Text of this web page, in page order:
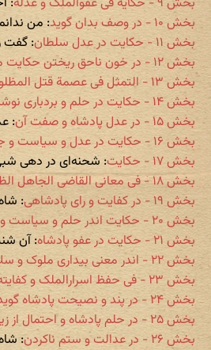
بخش ۱۰ - در وصف بدان گوید
: من
بخش ۱۱ - حکایت در عدل سلطان
: گفت
بخش ۱۲ - در خون ناحق ریختن حکایت مأمون
بخش ۱۳ - التمثل فی عصمة قتل المظلوم
بخش ۱۴ - حکایت در حلم و بردباری نوشیروان
بخش ۱۵ - در عدل پادشاه و صفت آن
:
بخش ۱۶ - حکایت در عدل و سیاست و جود پادشاه
بخش ۱۷ - حکایت
: شحنه‌ای در دهی
بخش ۱۸ - فی معانی القاضی الجاهل الظالم
بخش ۱۹ - در کفایت و رای پادشاهی
:
بخش ۲۰ - حکایت اندر حلم و سیاست و تحمل پادشاه از رعیت
بخش ۲۱ - حکایت در عفو پادشاه
: آن
بخش ۲۲ - اندر معنی بیداری ملوک و سلاطین و حفظ و بخشش ایشان
بخش ۲۳ - فی حفظ اسرارالملک و کفایته و کتمانه
بخش ۲۴ - در پند و نصیحت پادشاه گوید
بخش ۲۵ - در حلم پادشاه و احتمال از زیردستان
بخش ۲۶ - در عدالت و ستم ناکردن
: